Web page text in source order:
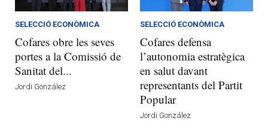
SELECCIÓ ECONÒMICA
Cofares obre les seves
portes a la Comissió de
Sanitat del...
Jordi González
SELECCIÓ ECONÒMICA
Cofares defensa
l’autonomia estratègica
en salut davant
representants del Partit
Popular
Jordi González